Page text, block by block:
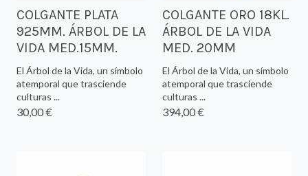
COLGANTE PLATA
925MM. ÁRBOL DE LA
VIDA MED.15MM.
El Árbol de la Vida, un símbolo
atemporal que trasciende
culturas ...
30,00 €
COLGANTE ORO 18KL.
ÁRBOL DE LA VIDA
MED. 20MM
El Árbol de la Vida, un símbolo
atemporal que trasciende
culturas ...
394,00 €